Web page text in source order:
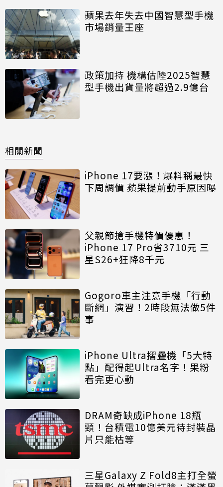
蘋果去年失去中國智慧型手機
市場銷量王座
政策加持 機構估陸2025智慧
型手機出貨量將超過2.9億台
相關新聞
iPhone 17要漲！爆料稱最快
下周調價 蘋果提前動手原因曝
父親節搶手機特價優惠！
iPhone 17 Pro省3710元 三
星S26+狂降8千元
Gogoro車主注意手機「行動
斷網」演習！2時段無法做5件
事
iPhone Ultra摺疊機「5大特
點」配得起Ultra名字！果粉
看完更心動
DRAM奇缺成iPhone 18瓶
頸！台積電10億美元待封裝晶
片只能枯等
三星Galaxy Z Fold8主打全螢